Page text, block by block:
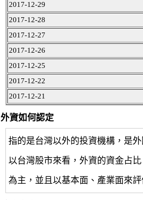
2017-12-29
2017-12-28
2017-12-27
2017-12-26
2017-12-25
2017-12-22
2017-12-21
外資如何認定
指的是台灣以外的投資機構，是
以台灣股市來看，外資的資金占
為主，並且以基本面、產業面來